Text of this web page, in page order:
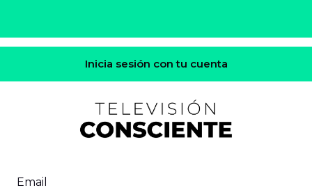
Inicia sesión con tu cuenta
Email